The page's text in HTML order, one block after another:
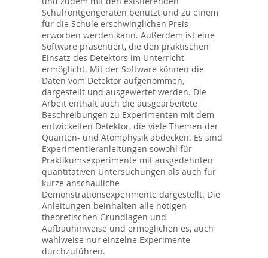
Schulröntgengeräten benutzt und zu einem
für die Schule erschwinglichen Preis
erworben werden kann. Außerdem ist eine
Software präsentiert, die den praktischen
Einsatz des Detektors im Unterricht
ermöglicht. Mit der Software können die
Daten vom Detektor aufgenommen,
dargestellt und ausgewertet werden. Die
Arbeit enthält auch die ausgearbeitete
Beschreibungen zu Experimenten mit dem
entwickelten Detektor, die viele Themen der
Quanten- und Atomphysik abdecken. Es sind
Experimentieranleitungen sowohl für
Praktikumsexperimente mit ausgedehnten
quantitativen Untersuchungen als auch für
kurze anschauliche
Demonstrationsexperimente dargestellt. Die
Anleitungen beinhalten alle nötigen
theoretischen Grundlagen und
Aufbauhinweise und ermöglichen es, auch
wahlweise nur einzelne Experimente
durchzuführen.